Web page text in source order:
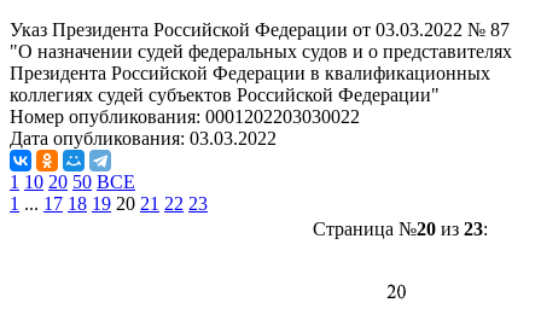
Указ Президента Российской Федерации от 03.03.2022 № 87
"О назначении судей федеральных судов и о представителях
Президента Российской Федерации в квалификационных
коллегиях судей субъектов Российской Федерации"
Номер опубликования: 0001202203030022
Дата опубликования: 03.03.2022
1 10 20 50 ВСЕ
1 ... 17 18 19 20 21 22 23
Страница №20из 23: